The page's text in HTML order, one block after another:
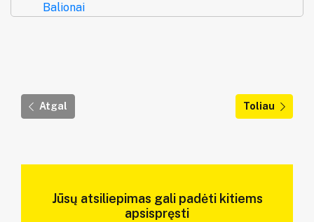
Balionai
Atgal Toliau
Jūsų atsiliepimas gali padėti kitiems
apsispręsti